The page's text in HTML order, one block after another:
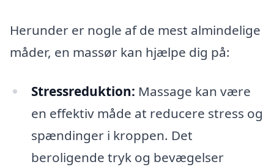
Herunder er nogle af de mest almindelige
måder, en massør kan hjælpe dig på:
Stressreduktion: Massage kan være
en effektiv måde at reducere stress og
spændinger i kroppen. Det
beroligende tryk og bevægelser